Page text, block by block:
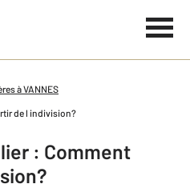
à VANNES
de l indivision?
: Comment